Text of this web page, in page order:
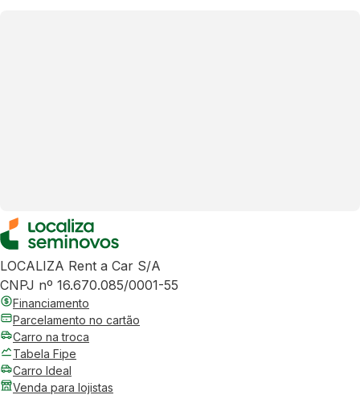
LOCALIZA Rent a Car S/A
CNPJ nº 16.670.085/0001-55
Financiamento
Parcelamento no cartão
Carro na troca
Tabela Fipe
Carro Ideal
Venda para lojistas